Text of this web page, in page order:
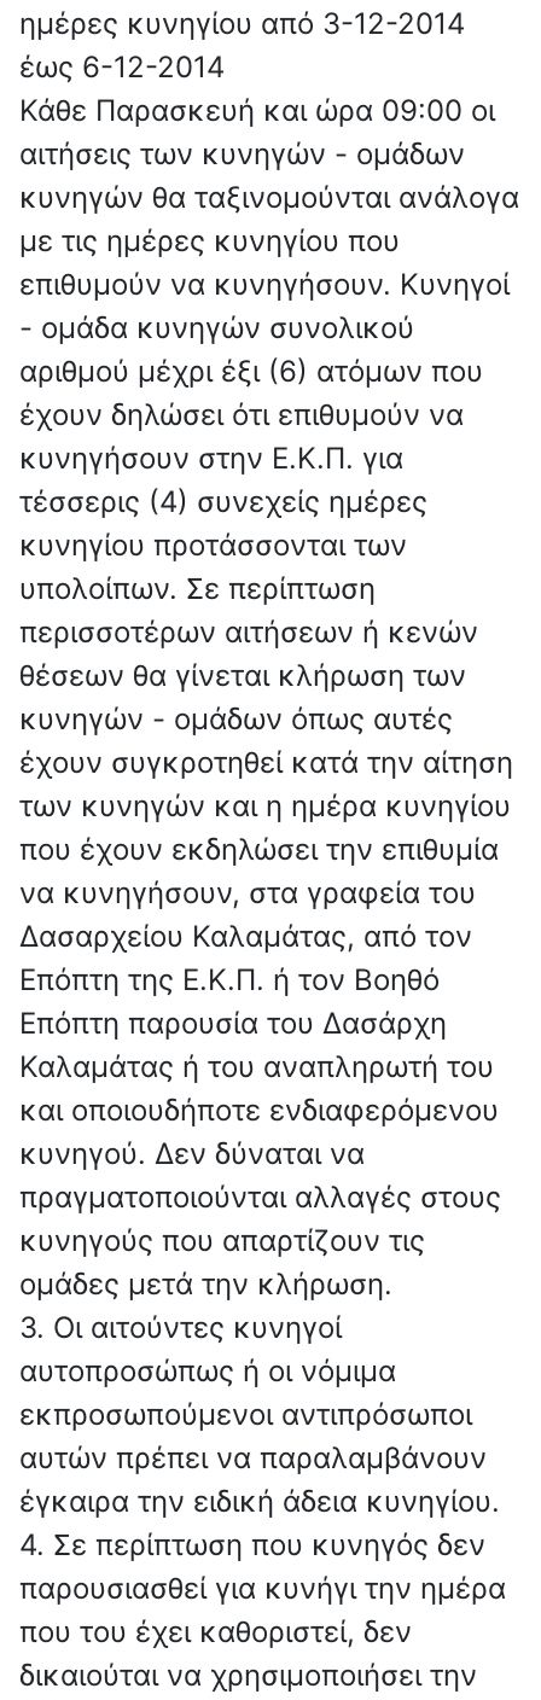
ημέρες κυνηγίου από 3-12-2014
έως 6-12-2014
Κάθε Παρασκευή και ώρα 09:00 οι
αιτήσεις των κυνηγών - ομάδων
κυνηγών θα ταξινομούνται ανάλογα
με τις ημέρες κυνηγίου που
επιθυμούν να κυνηγήσουν. Κυνηγοί
- ομάδα κυνηγών συνολικού
αριθμού μέχρι έξι (6) ατόμων που
έχουν δηλώσει ότι επιθυμούν να
κυνηγήσουν στην Ε.Κ.Π. για
τέσσερις (4) συνεχείς ημέρες
κυνηγίου προτάσσονται των
υπολοίπων. Σε περίπτωση
περισσοτέρων αιτήσεων ή κενών
θέσεων θα γίνεται κλήρωση των
κυνηγών - ομάδων όπως αυτές
έχουν συγκροτηθεί κατά την αίτηση
των κυνηγών και η ημέρα κυνηγίου
που έχουν εκδηλώσει την επιθυμία
να κυνηγήσουν, στα γραφεία του
Δασαρχείου Καλαμάτας, από τον
Επόπτη της Ε.Κ.Π. ή τον Βοηθό
Επόπτη παρουσία του Δασάρχη
Καλαμάτας ή του αναπληρωτή του
και οποιουδήποτε ενδιαφερόμενου
κυνηγού. Δεν δύναται να
πραγματοποιούνται αλλαγές στους
κυνηγούς που απαρτίζουν τις
ομάδες μετά την κλήρωση.
3. Οι αιτούντες κυνηγοί
αυτοπροσώπως ή οι νόμιμα
εκπροσωπούμενοι αντιπρόσωποι
αυτών πρέπει να παραλαμβάνουν
έγκαιρα την ειδική άδεια κυνηγίου.
4. Σε περίπτωση που κυνηγός δεν
παρουσιασθεί για κυνήγι την ημέρα
που του έχει καθοριστεί, δεν
δικαιούται να χρησιμοποιήσει την